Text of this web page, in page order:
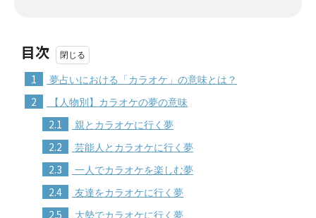
目次
1 夢占いにおける「カラオケ」の意味とは？
2 【人物別】カラオケの夢の意味
2.1 親とカラオケに行く夢
2.2 芸能人とカラオケに行く夢
2.3 一人でカラオケを楽しむ夢
2.4 友達をカラオケに行く夢
2.5 大勢でカラオケに行く夢